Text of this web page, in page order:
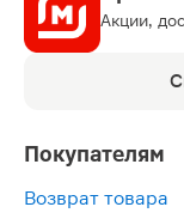
Акции,
Покупателям
Возврат товара